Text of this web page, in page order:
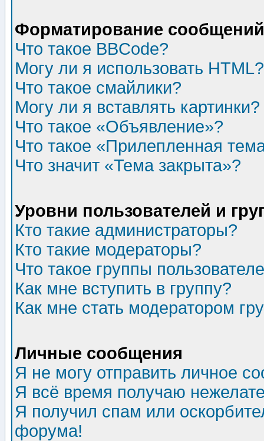
Форматирование
Что такое BBCode?
Могу ли я использовать HTML?
Что такое смайлики?
Могу ли я вставлять картинки?
Что такое «Объявление»?
Что такое «Прилепленная
Что значит «Тема закрыта»?
Уровни пользователей и
Кто такие администраторы?
Кто такие модераторы?
Что такое группы
Как мне вступить в группу?
Как мне стать модератором
Личные сообщения
Я не могу отправить личное
Я всё время получаю
Я получил спам или
форума!